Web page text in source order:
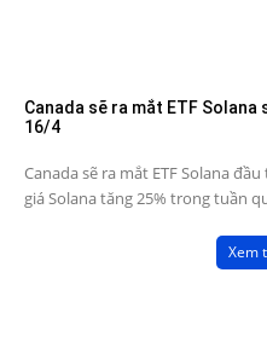
Canada sẽ ra mắt ETF
16/4
Canada sẽ ra mắt ETF Solana
giá Solana tăng 25% trong tuần
Xem